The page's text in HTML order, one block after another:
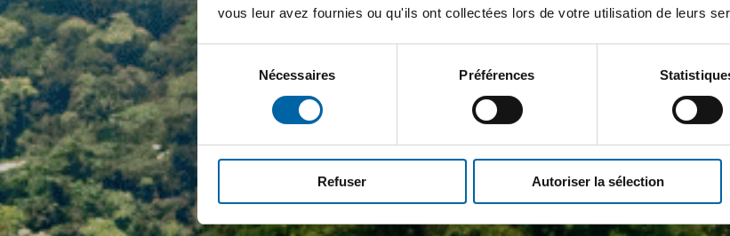
vous leur avez fournies ou qu'ils ont collectées lors de votre utilisation de leurs
du
consentement
Nécessaires Préférences
Refuser Autoriser la sélection